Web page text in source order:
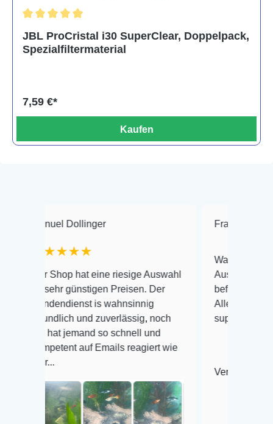
JBL ProCristal i30 SuperClear, Doppelpack,
Spezialfiltermaterial
7,59 €*
Kaufen
Dollinger
hat eine riesige Auswahl
günstigen Preisen. Der
is wahnsinnig
und zuverlässig, noch
jemand so schnell und
auf Emails reagiert wie
Frank Hackmayer
Warenanlieferung Top und
Auswahl plus
befinden der Fische
Alles ist quick lebendig
super Zustand. Gerne
Veröffentlicht auf Google